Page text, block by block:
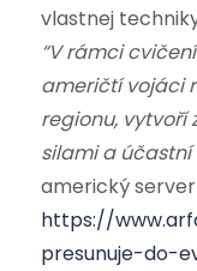
vlastnej
“V rámci
američtí vojáci
regionu, vytvoří
silami a účastní
americký server
https://
presunuje-do-